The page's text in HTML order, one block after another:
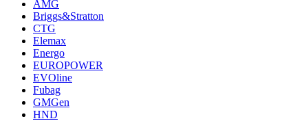
AMG
Briggs&Stratton
CTG
Elemax
Energo
EUROPOWER
EVOline
Fubag
GMGen
HND